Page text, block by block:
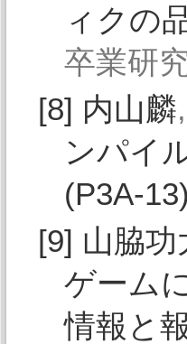
ィクの
卒業研
[8] 内山麟,
ンパイ
(P3A-13)
[9] 山脇功
ゲーム
情報と